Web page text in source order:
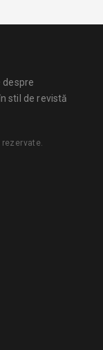
despre
stil de revistă